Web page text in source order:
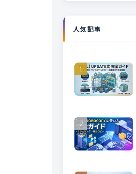
人気記事